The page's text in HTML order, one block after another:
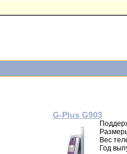
G-Plus G903
Вес
Год